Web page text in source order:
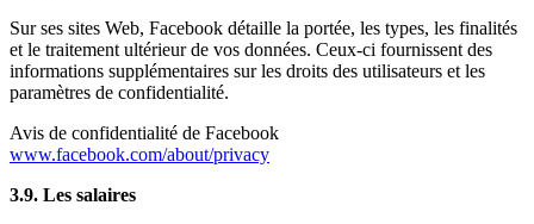
Sur ses sites Web, Facebook détaille la portée, les types, les finalités
et le traitement ultérieur de vos données. Ceux-ci fournissent des
informations supplémentaires sur les droits des utilisateurs et les
paramètres de confidentialité.
Avis de confidentialité de Facebook
www.facebook.com/about/privacy
3.9. Les salaires